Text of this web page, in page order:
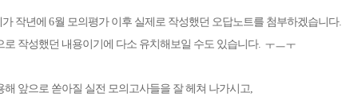
작년에 6월 모의평가 이후 실제로 작성했던 오답노트를 첨부하겠습니다.
로 작성했던 내용이기에 다소 유치해보일 수도 있습니다. ㅜㅡㅜ
해 앞으로 쏟아질 실전 모의고사들을 잘 헤쳐 나가시고,